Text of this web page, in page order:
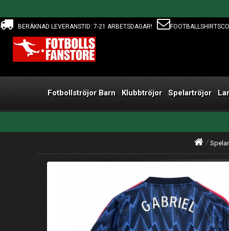
BERÄKNAD LEVERANSTID: 7-21 ARBETSDAGAR!
Fotbollströjor Barn Klubbtröjor Spelartröjor